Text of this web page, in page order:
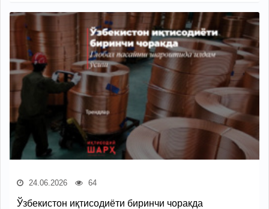
24.06.2026 64
Ўзбекистон иқтисодиёти биринчи чоракда